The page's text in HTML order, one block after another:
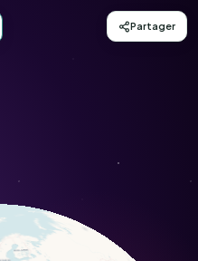
à feuilles anguleuses
Partager